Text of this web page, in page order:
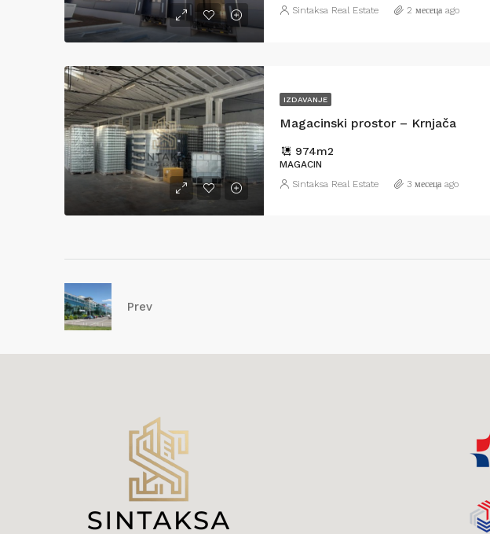
Sintaksa Real Estate 2 месеца ago
IZDAVANJE
Magacinski prostor – Krnjača
974m2
MAGACIN
Sintaksa Real Estate 3 месеца ago
Prev